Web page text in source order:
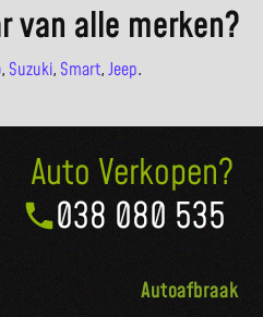
van alle merken?
, Suzuki, Smart,Jeep.
Auto Verkopen?
038 080 535
Autoafbraak